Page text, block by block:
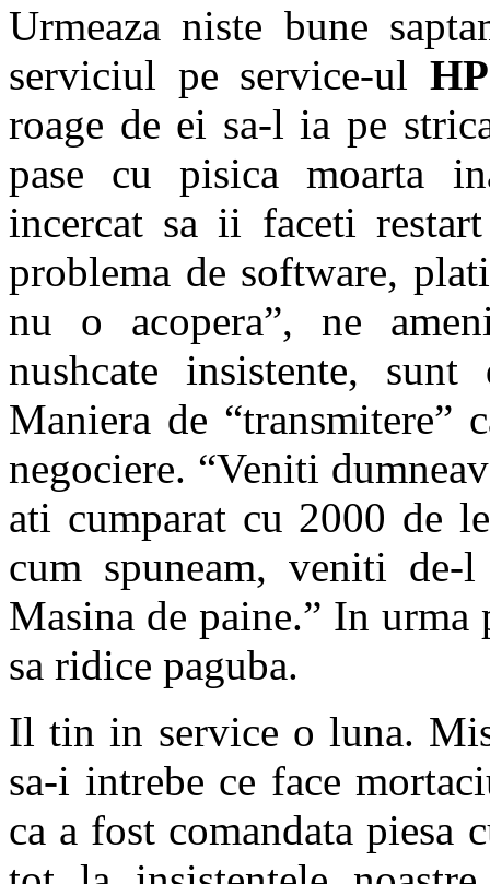
Urmeaza niste bune
serviciul pe service-ul
roage de ei sa-l ia pe
pase cu pisica moarta
incercat sa ii faceti
problema de software,
nu o acopera”, ne
nushcate insistente,
Maniera de “transmitere”
negociere. “Veniti
ati cumparat cu 2000 de
cum spuneam, veniti
Masina de paine.” In
sa ridice paguba.
Il tin in service o luna.
sa-i intrebe ce face
ca a fost comandata piesa